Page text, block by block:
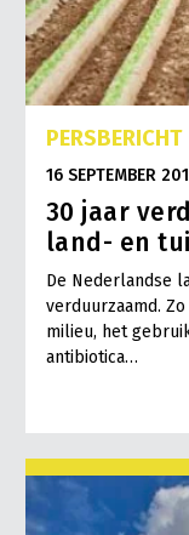
PERSBERICHT
16 SEPTEMBER
30 jaar
land- en
De Nederlandse
verduurzaamd.
milieu, het
antibiotica…